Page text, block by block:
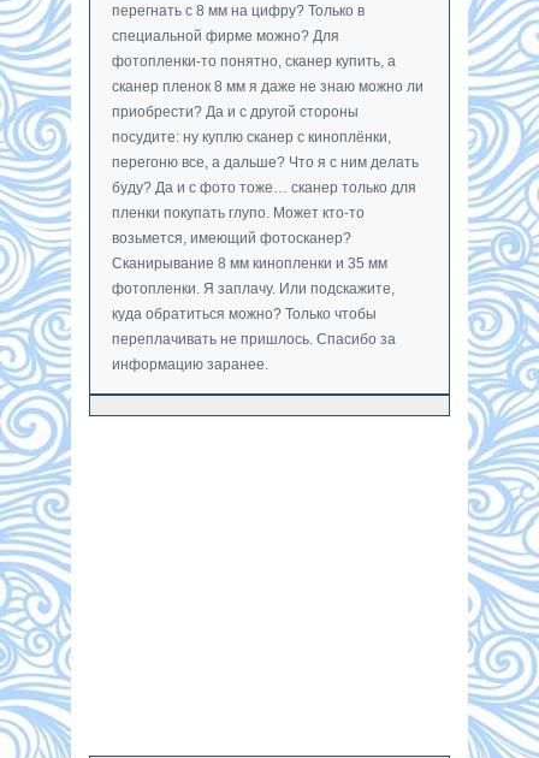
перегнать с 8 мм на цифру? Только в
специальной фирме можно? Для
фотопленки-то понятно, сканер купить, а
сканер пленок 8 мм я даже не знаю можно ли
приобрести? Да и с другой стороны
посудите: ну куплю сканер с киноплёнки,
перегоню все, а дальше? Что я с ним делать
буду? Да и с фото тоже… сканер только для
пленки покупать глупо. Может кто-то
возьмется, имеющий фотосканер?
Сканирывание 8 мм кинопленки и 35 мм
фотопленки. Я заплачу. Или подскажите,
куда обратиться можно? Только чтобы
переплачивать не пришлось. Спасибо за
информацию заранее.